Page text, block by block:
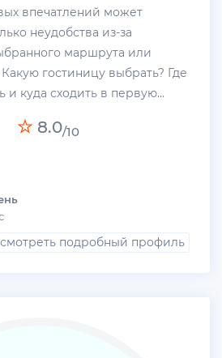
впечатлений может
неудобства из-за
маршрута или
гостиницу выбрать? Где
и куда сходить в первую...
8.0/10
подробный профиль